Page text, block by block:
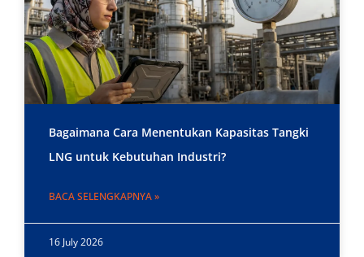
Bagaimana Cara Menentukan Kapasitas Tangki
LNG untuk Kebutuhan Industri?
BACA SELENGKAPNYA »
16 July 2026